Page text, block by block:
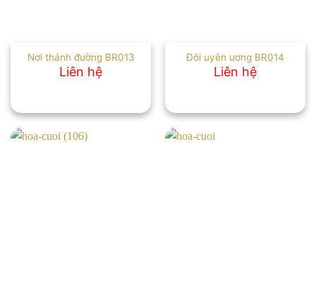
Nơi thánh đường BR013
Liên hệ
Đôi uyên ương BR014
Liên hệ